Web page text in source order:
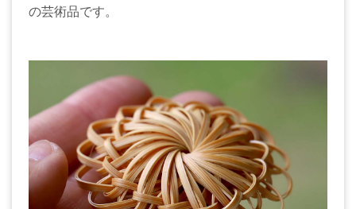
の芸術品です。